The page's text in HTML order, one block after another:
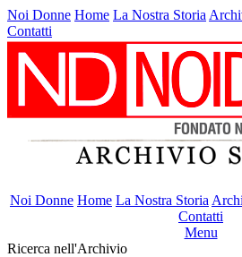
Noi Donne Home La Nostra Storia
Contatti
Noi Donne Home La Nostra Storia
Contatti
Menu
Ricerca nell'Archivio